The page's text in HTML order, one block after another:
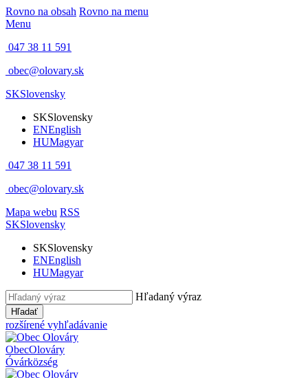
Rovno na obsah Rovno na menu
Menu
047 38 11 591
obec@olovary.sk
SKSlovensky
SKSlovensky
ENEnglish
HUMagyar
047 38 11 591
obec@olovary.sk
Mapa webu RSS
SKSlovensky
SKSlovensky
ENEnglish
HUMagyar
Hľadaný výraz
Hľadať
rozšírené vyhľadávanie
ObecOlováry
Óvárközség